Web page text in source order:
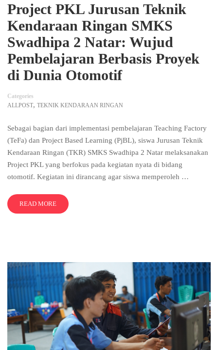
Project PKL Jurusan Teknik
Kendaraan Ringan SMKS
Swadhipa 2 Natar: Wujud
Pembelajaran Berbasis Proyek
di Dunia Otomotif
Categories
ALLPOST, TEKNIK KENDARAAN RINGAN
Sebagai bagian dari implementasi pembelajaran Teaching Factory
(TeFa) dan Project Based Learning (PjBL), siswa Jurusan Teknik
Kendaraan Ringan (TKR) SMKS Swadhipa 2 Natar melaksanakan
Project PKL yang berfokus pada kegiatan nyata di bidang
otomotif. Kegiatan ini dirancang agar siswa memperoleh …
READ MORE